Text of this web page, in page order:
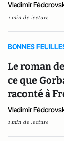
Vladimir
1 min de lecture
BONNES
Le roman
ce que
raconté à
Vladimir
1 min de lecture